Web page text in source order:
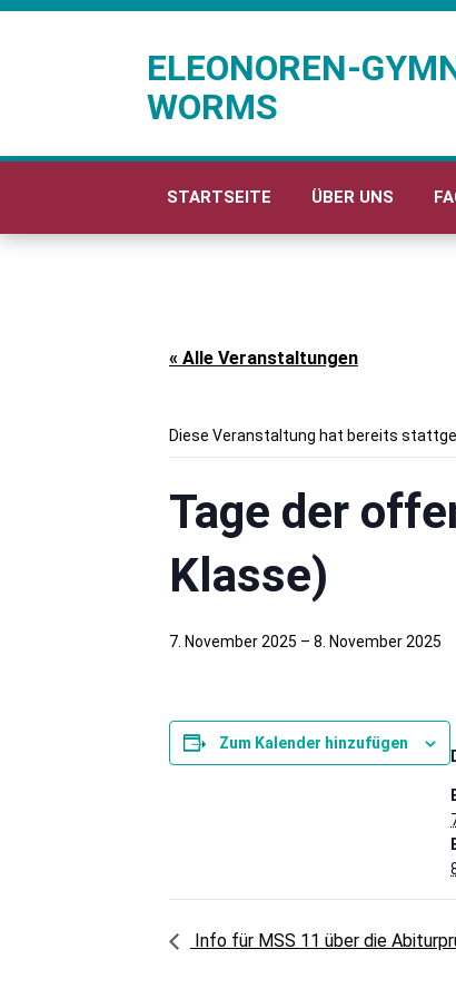
ELEONOREN-
WORMS
STARTSEITE ÜBER UNS
« Alle Veranstaltungen
Diese Veranstaltung hat bereits
Tage der
Klasse)
7. November 2025 – 8. November 2025
Zum Kalender hinzufügen
Info für MSS 11 über die